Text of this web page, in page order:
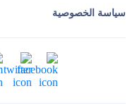
سياسة الخصوصية